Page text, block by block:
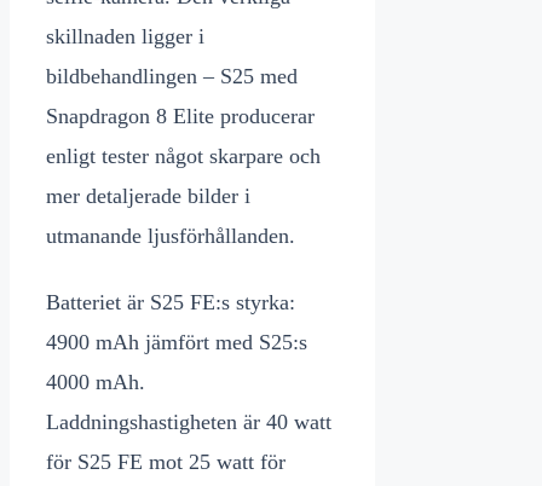
skillnaden ligger i
bildbehandlingen – S25 med
Snapdragon 8 Elite producerar
enligt tester något skarpare och
mer detaljerade bilder i
utmanande ljusförhållanden.
Batteriet är S25 FE:s styrka:
4900 mAh jämfört med S25:s
4000 mAh.
Laddningshastigheten är 40 watt
för S25 FE mot 25 watt för